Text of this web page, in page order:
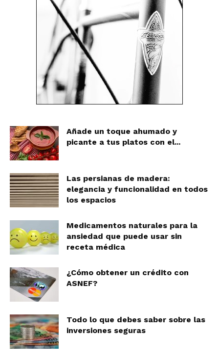
Añade un toque ahumado y
picante a tus platos con el...
Las persianas de madera:
elegancia y funcionalidad en todos
los espacios
Medicamentos naturales para la
ansiedad que puede usar sin
receta médica
¿Cómo obtener un crédito con
ASNEF?
Todo lo que debes saber sobre las
inversiones seguras